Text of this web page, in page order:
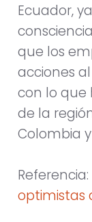
Ecuador,
que los
acciones
con lo que
de la
Colombia y
Referencia:
optimistas